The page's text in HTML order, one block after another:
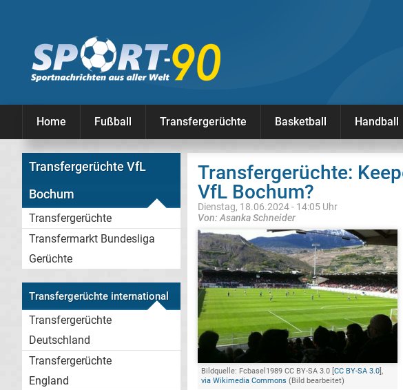
Home Fußball Transfergerüchte Basketball Handball
Transfergerüchte VfL
Bochum
Transfergerüchte
Transfermarkt Bundesliga
Gerüchte
Transfergerüchte international
Transfergerüchte
Deutschland
Transfergerüchte
England
Transfergerüchte:
VfL Bochum?
Dienstag, 18.06.2024 - 14:05 Uhr
Von: Asanka Schneider
Bildquelle: Fcbasel1989 CC BY-SA 3.0 [CC BY-SA 3.0],
via Wikimedia Commons (Bild bearbeitet)